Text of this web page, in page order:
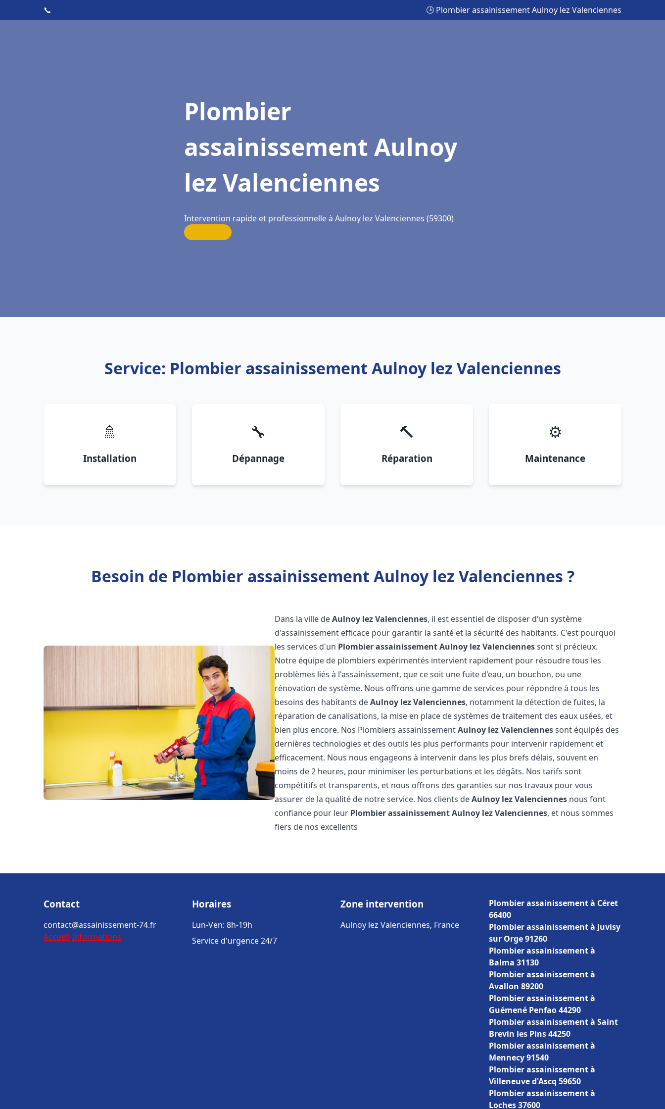
📞 🕒 Plombier assainissement Aulnoy lez Valenciennes
Plombier
assainissement Aulnoy
lez Valenciennes
Intervention rapide et professionnelle à Aulnoy lez Valenciennes (59300)
Service: Plombier assainissement Aulnoy lez Valenciennes
🚿
Installation
🔧
Dépannage
🔨
Réparation
⚙️
Maintenance
Besoin de Plombier assainissement Aulnoy lez Valenciennes ?
Dans la ville deAulnoy lez Valenciennes, il est essentiel de disposer d'un système
d'assainissement efficace pour garantir la santé et la sécurité des habitants. C'est pourquoi
les services d'un Plombier assainissementAulnoy lez Valenciennessont si précieux.
Notre équipe de plombiers expérimentés intervient rapidement pour résoudre tous les
problèmes liés à l'assainissement, que ce soit une fuite d'eau, un bouchon, ou une
rénovation de système. Nous offrons une gamme de services pour répondre à tous les
besoins des habitants deAulnoy lez Valenciennes, notamment la détection de fuites, la
réparation de canalisations, la mise en place de systèmes de traitement des eaux usées, et
bien plus encore. Nos Plombiers assainissementAulnoy lez Valenciennessont équipés des
dernières technologies et des outils les plus performants pour intervenir rapidement et
efficacement. Nous nous engageons à intervenir dans les plus brefs délais, souvent en
moins de 2 heures, pour minimiser les perturbations et les dégâts. Nos tarifs sont
compétitifs et transparents, et nous offrons des garanties sur nos travaux pour vous
assurer de la qualité de notre service. Nos clients deAulnoy lez Valenciennes nous font
confiance pour leur Plombier assainissementAulnoy lez Valenciennes, et nous sommes
fiers de nos excellents
Contact
contact@assainissement-74.fr
Accueil Informations
Horaires
Lun-Ven: 8h-19h
Service d'urgence 24/7
Zone intervention
Aulnoy lez Valenciennes, France
Plombier assainissement à Céret
66400
Plombier assainissement à Juvisy
sur Orge 91260
Plombier assainissement à
Balma 31130
Plombier assainissement à
Avallon 89200
Plombier assainissement à
Guémené Penfao 44290
Plombier assainissement à Saint
Brevin les Pins 44250
Plombier assainissement à
Mennecy 91540
Plombier assainissement à
Villeneuve d'Ascq 59650
Plombier assainissement à
Loches 37600